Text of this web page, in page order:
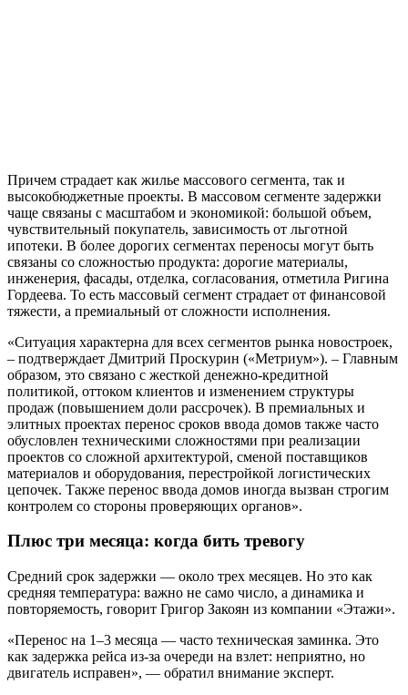
Причем страдает как жилье массового сегмента, так и
высокобюджетные проекты. В массовом сегменте задержки
чаще связаны с масштабом и экономикой: большой объем,
чувствительный покупатель, зависимость от льготной
ипотеки. В более дорогих сегментах переносы могут быть
связаны со сложностью продукта: дорогие материалы,
инженерия, фасады, отделка, согласования, отметила Ригина
Гордеева. То есть массовый сегмент страдает от финансовой
тяжести, а премиальный от сложности исполнения.
«Ситуация характерна для всех сегментов рынка новостроек,
– подтверждает Дмитрий Проскурин («Метриум»). – Главным
образом, это связано с жесткой денежно-кредитной
политикой, оттоком клиентов и изменением структуры
продаж (повышением доли рассрочек). В премиальных и
элитных проектах перенос сроков ввода домов также часто
обусловлен техническими сложностями при реализации
проектов со сложной архитектурой, сменой поставщиков
материалов и оборудования, перестройкой логистических
цепочек. Также перенос ввода домов иногда вызван строгим
контролем со стороны проверяющих органов».
Плюс три месяца: когда бить тревогу
Средний срок задержки — около трех месяцев. Но это как
средняя температура: важно не само число, а динамика и
повторяемость, говорит Григор Закоян из компании «Этажи».
«Перенос на 1–3 месяца — часто техническая заминка. Это
как задержка рейса из-за очереди на взлет: неприятно, но
двигатель исправен», — обратил внимание эксперт.